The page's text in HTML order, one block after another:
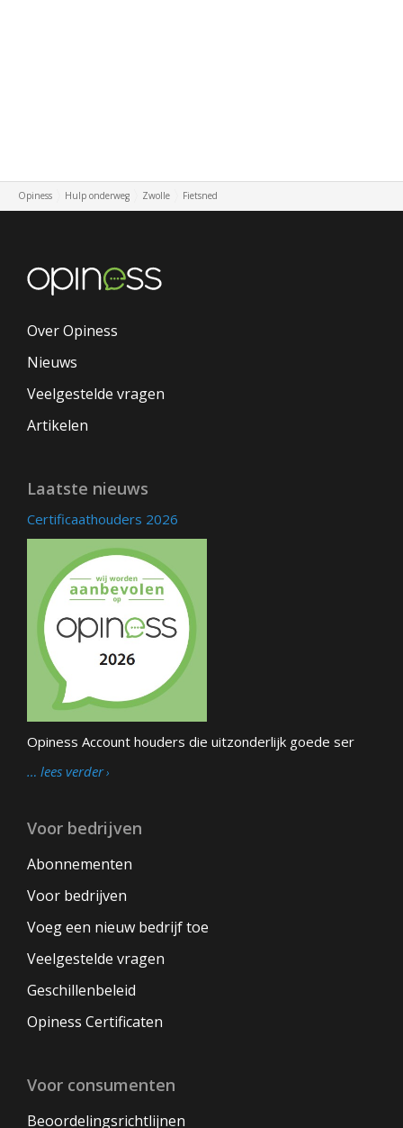
Opiness Hulp onderweg Zwolle Fietsned
Over Opiness
Nieuws
Veelgestelde vragen
Artikelen
Laatste nieuws
Certificaathouders 2026
Opiness Account houders die uitzonderlijk goede ser
… lees verder
Voor bedrijven
Abonnementen
Voor bedrijven
Voeg een nieuw bedrijf toe
Veelgestelde vragen
Geschillenbeleid
Opiness Certificaten
Voor consumenten
Beoordelingsrichtlijnen